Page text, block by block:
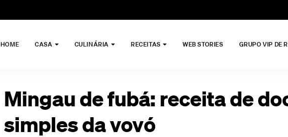
HOME CASA CULINÁRIA RECEITAS WEB STORIES GRUPO VIP DE
Mingau de fubá: receita de
simples da vovó